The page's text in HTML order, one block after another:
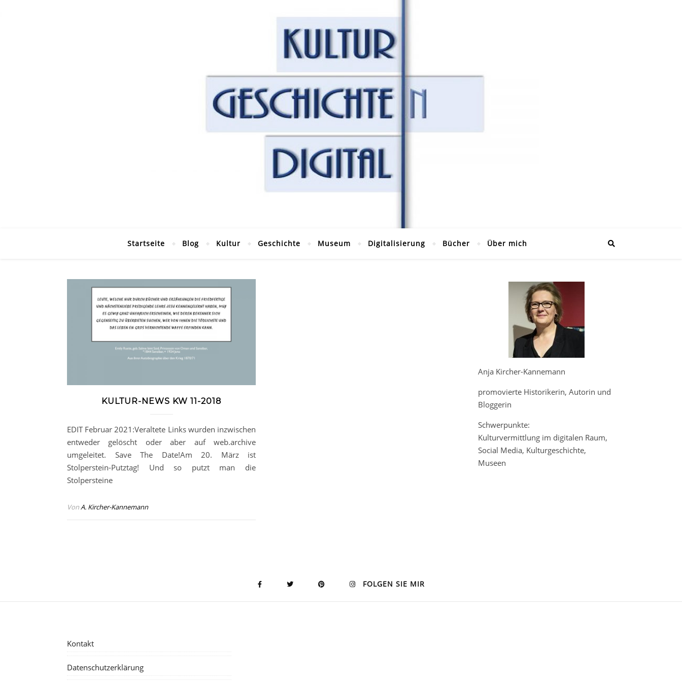
Startseite Blog Kultur Geschichte Museum Digitalisierung Bücher Über mich
KULTUR-NEWS KW 11-2018
EDIT Februar 2021:Veraltete Links wurden inzwischen
entweder gelöscht oder aber auf web.archive
umgeleitet. Save The Date!Am 20. März ist
Stolperstein-Putztag! Und so putzt man die
Stolpersteine
VonA. Kircher-Kannemann
Anja Kircher-Kannemann
promovierte Historikerin, Autorin und
Bloggerin
Schwerpunkte:
Kulturvermittlung im digitalen Raum,
Social Media, Kulturgeschichte,
Museen
FOLGEN SIE MIR
Kontakt
Datenschutzerklärung